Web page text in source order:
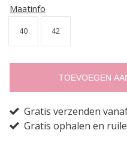
Maatinfo
40 42
TOEVOEGEN
Gratis verzenden
Gratis ophalen en